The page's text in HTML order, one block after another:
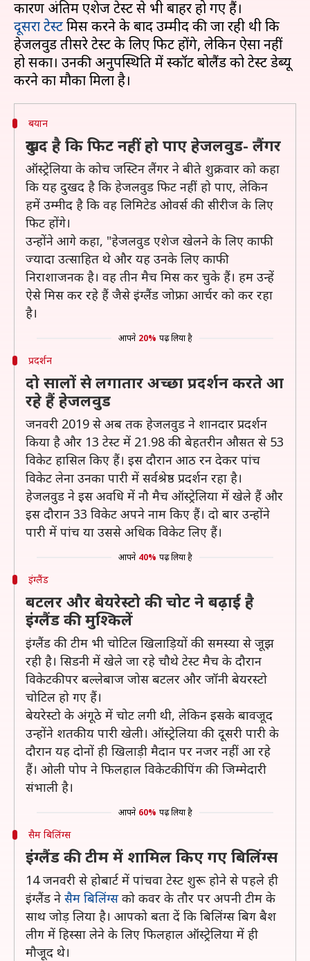
दूसरा टेस्टमिस करने के बाद उम्मीद की जा रही थी कि
हेजलवुड तीसरे टेस्ट के लिए फिट होंगे, लेकिन ऐसा नहीं
हो सका। उनकी अनुपस्थिति में स्कॉट बोलैंड को टेस्ट डेब्यू
बयान
दुखद है कि फिट नहीं हो पाए हेजलवुड- लैंगर
ऑस्ट्रेलिया के कोच जस्टिन लैंगर ने बीते शुक्रवार को कहा
कि यह दुखद है कि हेजलवुड फिट नहीं हो पाए, लेकिन
हमें उम्मीद है कि वह लिमिटेड ओवर्स की सीरीज के लिए
फिट होंगे।
उन्होंने आगे कहा, "हेजलवुड एशेज खेलने के लिए काफी
ज्यादा उत्साहित थे और यह उनके लिए काफी
निराशाजनक है। वह तीन मैच मिस कर चुके हैं। हम उन्हें
ऐसे मिस कर रहे हैं जैसे इंग्लैंड जोफ्रा आर्चर को कर रहा
है।
आपने 20% पढ़ लिया है
प्रदर्शन
दो सालों से लगातार अच्छा प्रदर्शन करते आ
रहे हैं हेजलवुड
जनवरी 2019 से अब तक हेजलवुड ने शानदार प्रदर्शन
किया है और 13 टेस्ट में 21.98 की बेहतरीन औसत से 53
विकेट हासिल किए हैं। इस दौरान आठ रन देकर पांच
विकेट लेना उनका पारी में सर्वश्रेष्ठ प्रदर्शन रहा है।
हेजलवुड ने इस अवधि में नौ मैच ऑस्ट्रेलिया में खेले हैं और
इस दौरान 33 विकेट अपने नाम किए हैं। दो बार उन्होंने
पारी में पांच या उससे अधिक विकेट लिए हैं।
आपने 40% पढ़ लिया है
इंग्लैंड
बटलर और बेयरेस्टो की चोट ने बढ़ाई है
इंग्लैंड की मुश्किलें
इंग्लैंड की टीम भी चोटिल खिलाड़ियों की समस्या से जूझ
रही है। सिडनी में खेले जा रहे चौथे टेस्ट मैच के दौरान
विकेटकीपर बल्लेबाज जोस बटलर और जॉनी बेयरस्टो
चोटिल हो गए हैं।
बेयरेस्टो के अंगूठे में चोट लगी थी, लेकिन इसके बावजूद
उन्होंने शतकीय पारी खेली। ऑस्ट्रेलिया की दूसरी पारी के
दौरान यह दोनों ही खिलाड़ी मैदान पर नजर नहीं आ रहे
हैं। ओली पोप ने फिलहाल विकेटकीपिंग की जिम्मेदारी
संभाली है।
आपने 60% पढ़ लिया है
सैम बिलिंग्स
इंग्लैंड की टीम में शामिल किए गए बिलिंग्स
14 जनवरी से होबार्ट में पांचवा टेस्ट शुरू होने से पहले ही
इंग्लैंड ने सैम बिलिंग्सको कवर के तौर पर अपनी टीम के
साथ जोड़ लिया है। आपको बता दें कि बिलिंग्स बिग बैश
लीग में हिस्सा लेने के लिए फिलहाल ऑस्ट्रेलिया में ही
मौजूद थे।